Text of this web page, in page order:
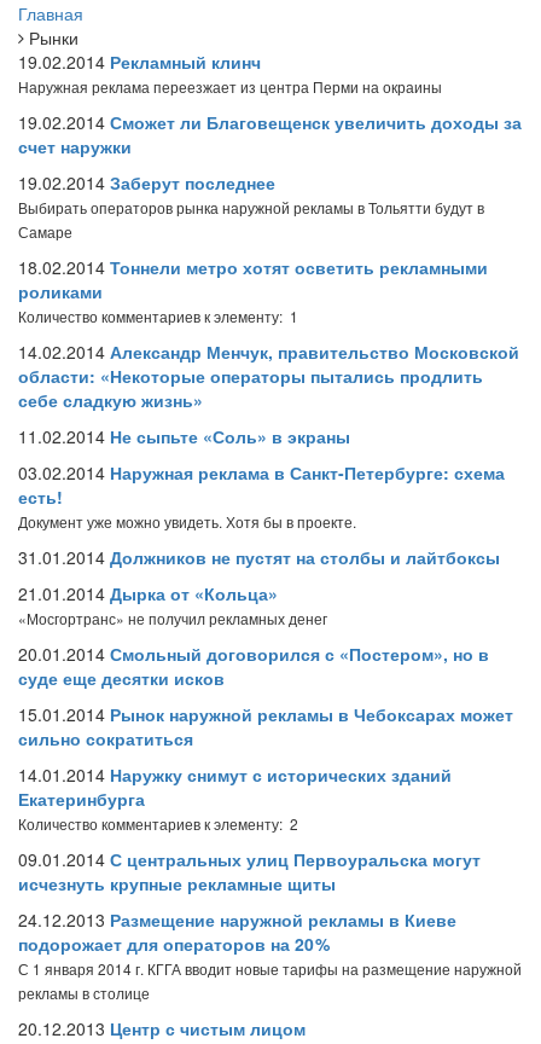
Главная
Рынки
19.02.2014 Рекламный клинч
Наружная реклама переезжает из центра Перми на окраины
19.02.2014 Сможет ли Благовещенск увеличить доходы за
счет наружки
19.02.2014 Заберут последнее
Выбирать операторов рынка наружной рекламы в Тольятти будут в
Самаре
18.02.2014 Тоннели метро хотят осветить рекламными
роликами
Количество комментариев к элементу: 1
14.02.2014 Александр Менчук, правительство Московской
области: «Некоторые операторы пытались продлить
себе сладкую жизнь»
11.02.2014 Не сыпьте «Соль» в экраны
03.02.2014 Наружная реклама в Санкт-Петербурге: схема
есть!
Документ уже можно увидеть. Хотя бы в проекте.
31.01.2014 Должников не пустят на столбы и лайтбоксы
21.01.2014 Дырка от «Кольца»
«Мосгортранс» не получил рекламных денег
20.01.2014 Смольный договорился с «Постером», но в
суде еще десятки исков
15.01.2014 Рынок наружной рекламы в Чебоксарах может
сильно сократиться
14.01.2014 Наружку снимут с исторических зданий
Екатеринбурга
Количество комментариев к элементу: 2
09.01.2014 С центральных улиц Первоуральска могут
исчезнуть крупные рекламные щиты
24.12.2013 Размещение наружной рекламы в Киеве
подорожает для операторов на 20 %
С 1 января 2014 г. КГГА вводит новые тарифы на размещение наружной
рекламы в столице
20.12.2013 Центр с чистым лицом